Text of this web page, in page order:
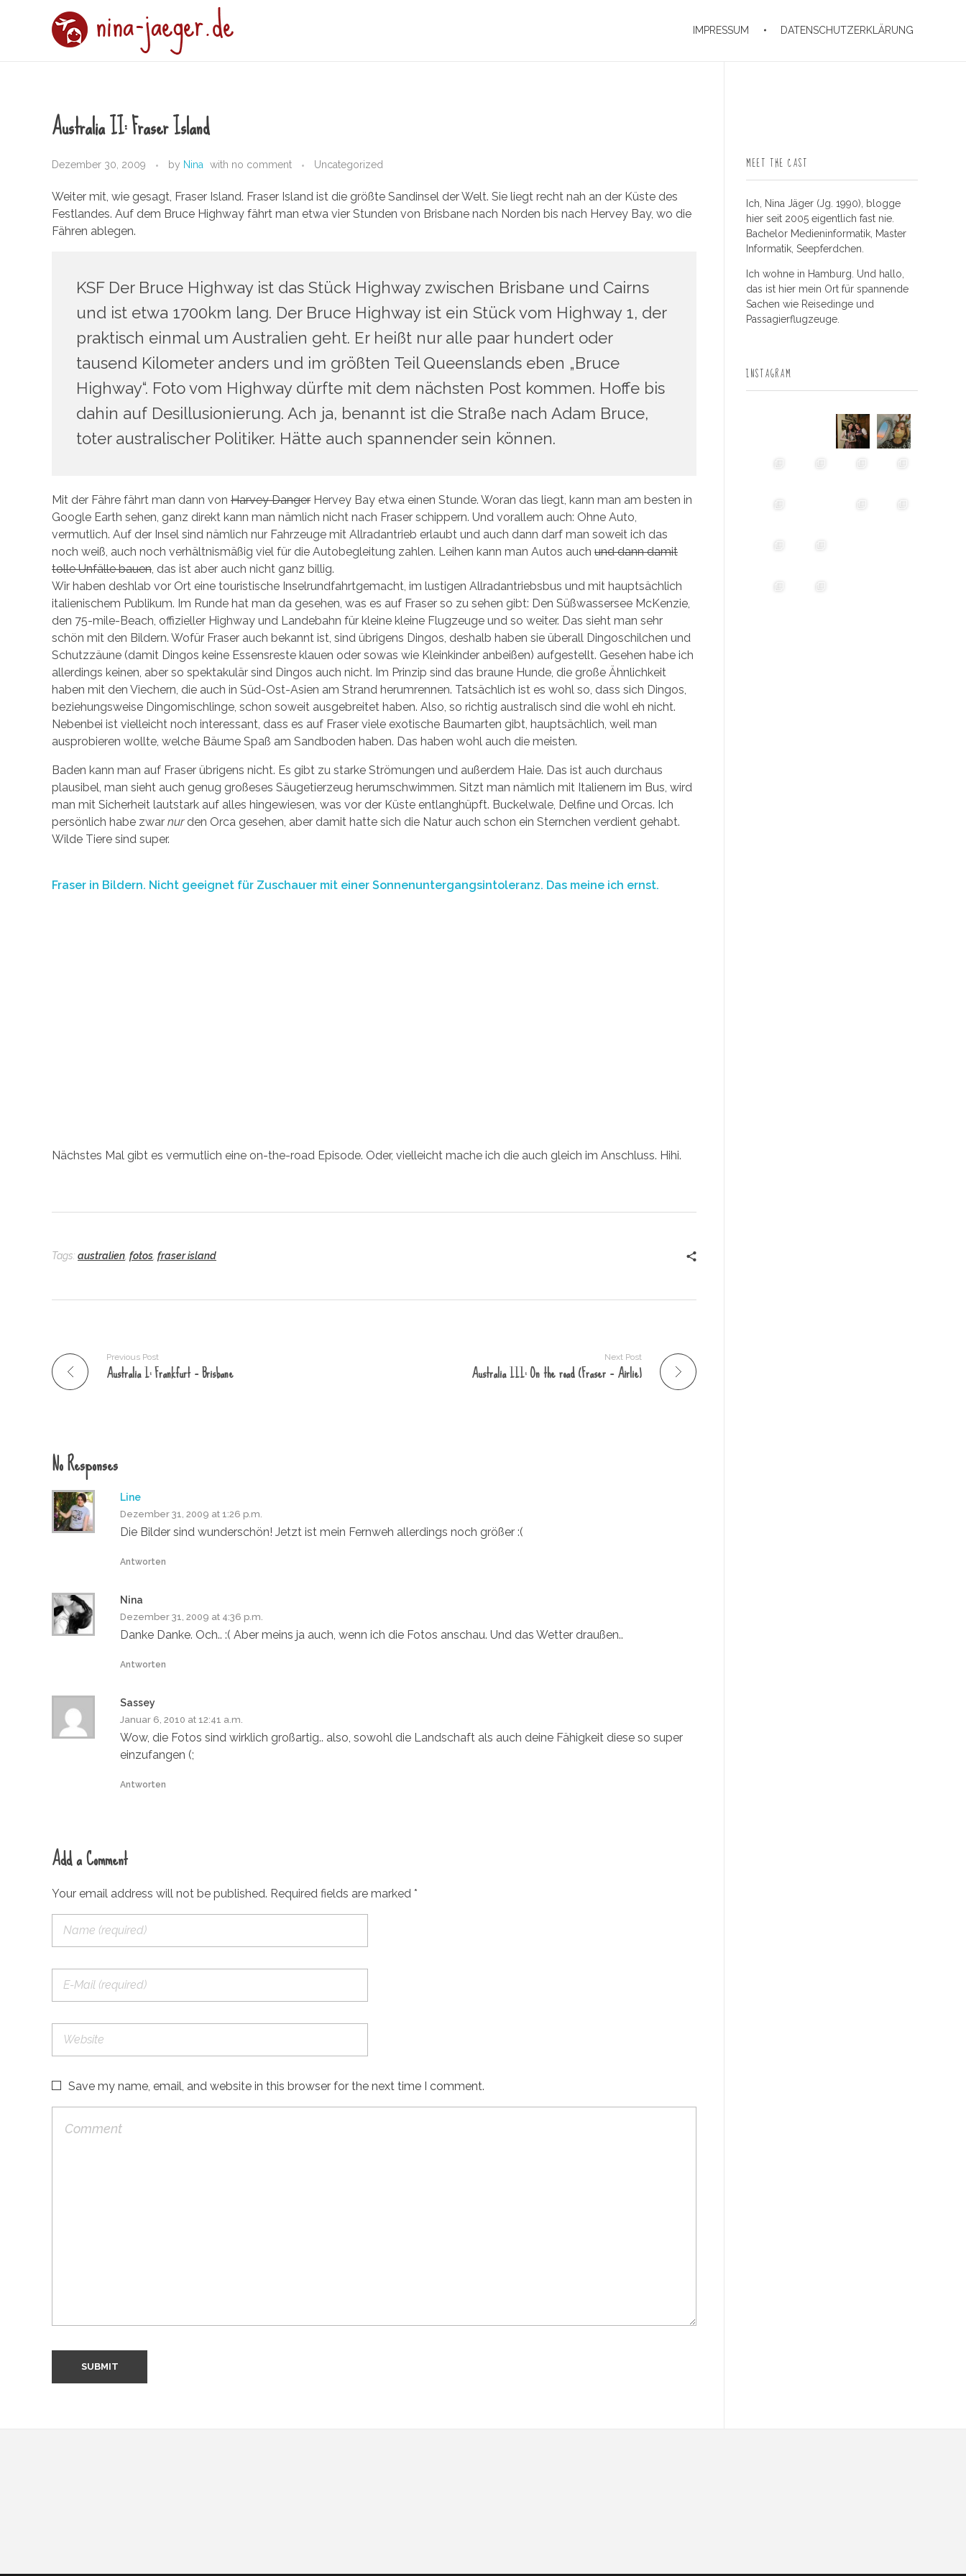
IMPRESSUM DATENSCHUTZERKLÄRUNG
Australia II: Fraser Island
Dezember 30, 2009 by Nina with no comment Uncategorized
Weiter mit, wie gesagt, Fraser Island. Fraser Island ist die größte Sandinsel der Welt. Sie liegt recht nah an der Küste des
Festlandes. Auf dem Bruce Highway fährt man etwa vier Stunden von Brisbane nach Norden bis nach Hervey Bay, wo die
Fähren ablegen.
KSF Der Bruce Highway ist das Stück Highway zwischen Brisbane und Cairns
und ist etwa 1700km lang. Der Bruce Highway ist ein Stück vom Highway 1, der
praktisch einmal um Australien geht. Er heißt nur alle paar hundert oder
tausend Kilometer anders und im größten Teil Queenslands eben „Bruce
Highway“. Foto vom Highway dürfte mit dem nächsten Post kommen. Hoffe bis
dahin auf Desillusionierung. Ach ja, benannt ist die Straße nach Adam Bruce,
toter australischer Politiker. Hätte auch spannender sein können.
Mit der Fähre fährt man dann von Harvey Danger Hervey Bay etwa einen Stunde. Woran das liegt, kann man am besten in
Google Earth sehen, ganz direkt kann man nämlich nicht nach Fraser schippern. Und vorallem auch: Ohne Auto,
vermutlich. Auf der Insel sind nämlich nur Fahrzeuge mit Allradantrieb erlaubt und auch dann darf man soweit ich das
noch weiß, auch noch verhältnismäßig viel für die Autobegleitung zahlen. Leihen kann man Autos auch und dann damit
tolle Unfälle bauen, das ist aber auch nicht ganz billig.
Wir haben deshlab vor Ort eine touristische Inselrundfahrtgemacht, im lustigen Allradantriebsbus und mit hauptsächlich
italienischem Publikum. Im Runde hat man da gesehen, was es auf Fraser so zu sehen gibt: Den Süßwassersee McKenzie,
den 75-mile-Beach, offizieller Highway und Landebahn für kleine kleine Flugzeuge und so weiter. Das sieht man sehr
schön mit den Bildern. Wofür Fraser auch bekannt ist, sind übrigens Dingos, deshalb haben sie überall Dingoschilchen und
Schutzzäune (damit Dingos keine Essensreste klauen oder sowas wie Kleinkinder anbeißen) aufgestellt. Gesehen habe ich
allerdings keinen, aber so spektakulär sind Dingos auch nicht. Im Prinzip sind das braune Hunde, die große Ähnlichkeit
haben mit den Viechern, die auch in Süd-Ost-Asien am Strand herumrennen. Tatsächlich ist es wohl so, dass sich Dingos,
beziehungsweise Dingomischlinge, schon soweit ausgebreitet haben. Also, so richtig australisch sind die wohl eh nicht.
Nebenbei ist vielleicht noch interessant, dass es auf Fraser viele exotische Baumarten gibt, hauptsächlich, weil man
ausprobieren wollte, welche Bäume Spaß am Sandboden haben. Das haben wohl auch die meisten.
Baden kann man auf Fraser übrigens nicht. Es gibt zu starke Strömungen und außerdem Haie. Das ist auch durchaus
plausibel, man sieht auch genug großeses Säugetierzeug herumschwimmen. Sitzt man nämlich mit Italienern im Bus, wird
man mit Sicherheit lautstark auf alles hingewiesen, was vor der Küste entlanghüpft. Buckelwale, Delfine und Orcas. Ich
persönlich habe zwar nurden Orca gesehen, aber damit hatte sich die Natur auch schon ein Sternchen verdient gehabt.
Wilde Tiere sind super.
Fraser in Bildern. Nicht geeignet für Zuschauer mit einer Sonnenuntergangsintoleranz. Das meine ich ernst.
Nächstes Mal gibt es vermutlich eine on-the-road Episode. Oder, vielleicht mache ich die auch gleich im Anschluss. Hihi.
Tags: australien, fotos, fraser island
Previous Post
Australia I: Frankfurt – Brisbane
Next Post
Australia III: On the road (Fraser – Airlie)
No Responses
Line
Dezember 31, 2009 at 1:26 p.m.
Die Bilder sind wunderschön! Jetzt ist mein Fernweh allerdings noch größer :(
Antworten
Nina
Dezember 31, 2009 at 4:36 p.m.
Danke Danke. Och.. :( Aber meins ja auch, wenn ich die Fotos anschau. Und das Wetter draußen..
Antworten
Sassey
Januar 6, 2010 at 12:41 a.m.
Wow, die Fotos sind wirklich großartig.. also, sowohl die Landschaft als auch deine Fähigkeit diese so super
einzufangen (;
Antworten
Add a Comment
Your email address will not be published. Required fields are marked *
Save my name, email, and website in this browser for the next time I comment.
MEET THE CAST
Ich, Nina Jäger (Jg. 1990), blogge
hier seit 2005 eigentlich fast nie.
Bachelor Medieninformatik, Master
Informatik, Seepferdchen.
Ich wohne in Hamburg. Und hallo,
das ist hier mein Ort für spannende
Sachen wie Reisedinge und
Passagierflugzeuge.
INSTAGRAM